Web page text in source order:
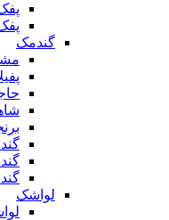
گندمک
لواشک